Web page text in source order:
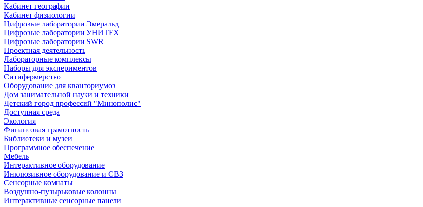
Кабинет географии
Кабинет физиологии
Цифровые лаборатории Эмеральд
Цифровые лаборатории УНИТЕХ
Цифровые лаборатории SWR
Проектная деятельность
Лабораторные комплексы
Наборы для экспериментов
Ситифермерство
Оборудование для кванториумов
Дом занимательной науки и техники
Детский город профессий "Минополис"
Доступная среда
Экология
Финансовая грамотность
Библиотеки и музеи
Программное обеспечение
Мебель
Интерактивное оборудование
Инклюзивное оборудование и ОВЗ
Cенсорные комнаты
Воздушно-пузырьковые колонны
Интерактивные сенсорные панели